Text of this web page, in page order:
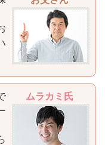
ムラカミ氏